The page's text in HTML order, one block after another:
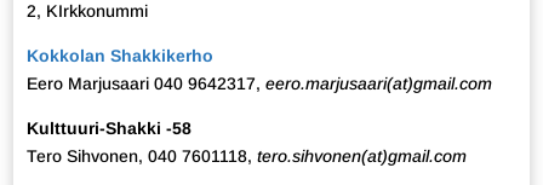
2, KIrkkonummi
Kokkolan Shakkikerho
Eero Marjusaari 040 9642317, eero.marjusaari(at)gmail.com
Kulttuuri-Shakki -58
Tero Sihvonen, 040 7601118, tero.sihvonen(at)gmail.com